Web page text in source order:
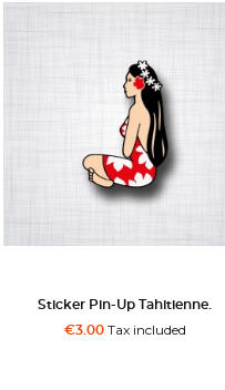
Sticker Pin-Up Tahitienne.
€3.00Tax included